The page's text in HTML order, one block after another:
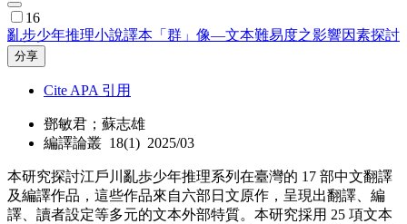
16
亂步少年推理小說譯本「群」像—文本難易度之影響因素探討
分享
Cite APA 引用
鄧敏君；蘇志雄
編譯論叢 18(1) 2025/03
本研究探討江戶川亂歩少年推理系列在臺灣的 17 部中文翻譯
及編譯作品，這些作品來自六部日文原作，呈現出翻譯、編
譯、讀者設定等多元的文本外部特質。本研究採用 25 項文本